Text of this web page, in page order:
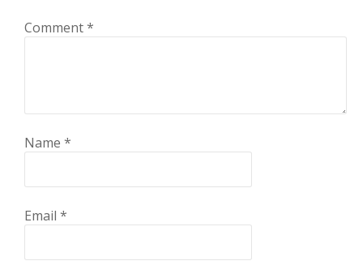
Comment*
Name *
Email *